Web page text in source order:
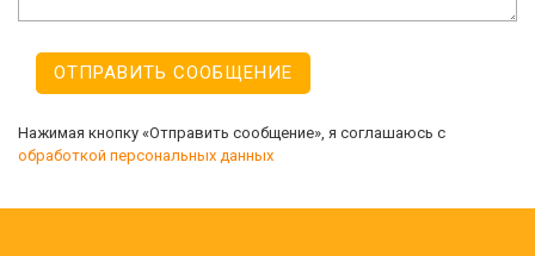
Нажимая кнопку «Отправить сообщение», я соглашаюсь с
обработкой персональных данных